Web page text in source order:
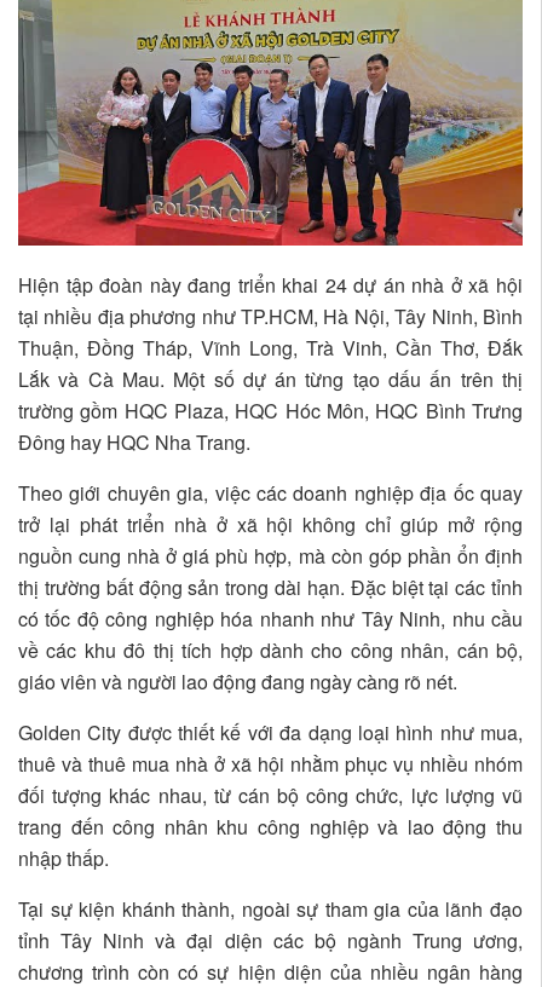
Hiện tập đoàn này đang triển khai 24 dự án nhà ở xã hội
tại nhiều địa phương như TP.HCM, Hà Nội, Tây Ninh, Bình
Thuận, Đồng Tháp, Vĩnh Long, Trà Vinh, Cần Thơ, Đắk
Lắk và Cà Mau. Một số dự án từng tạo dấu ấn trên thị
trường gồm HQC Plaza, HQC Hóc Môn, HQC Bình Trưng
Đông hay HQC Nha Trang.
Theo giới chuyên gia, việc các doanh nghiệp địa ốc quay
trở lại phát triển nhà ở xã hội không chỉ giúp mở rộng
nguồn cung nhà ở giá phù hợp, mà còn góp phần ổn định
thị trường bất động sản trong dài hạn. Đặc biệt tại các tỉnh
có tốc độ công nghiệp hóa nhanh như Tây Ninh, nhu cầu
về các khu đô thị tích hợp dành cho công nhân, cán bộ,
giáo viên và người lao động đang ngày càng rõ nét.
Golden City được thiết kế với đa dạng loại hình như mua,
thuê và thuê mua nhà ở xã hội nhằm phục vụ nhiều nhóm
đối tượng khác nhau, từ cán bộ công chức, lực lượng vũ
trang đến công nhân khu công nghiệp và lao động thu
nhập thấp.
Tại sự kiện khánh thành, ngoài sự tham gia của lãnh đạo
tỉnh Tây Ninh và đại diện các bộ ngành Trung ương,
chương trình còn có sự hiện diện của nhiều ngân hàng